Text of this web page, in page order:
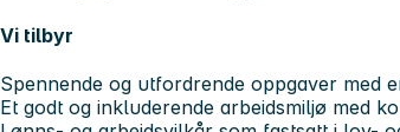
Vi tilbyr
Spennende og utfordrende oppgaver med
Et godt og inkluderende arbeidsmiljø med